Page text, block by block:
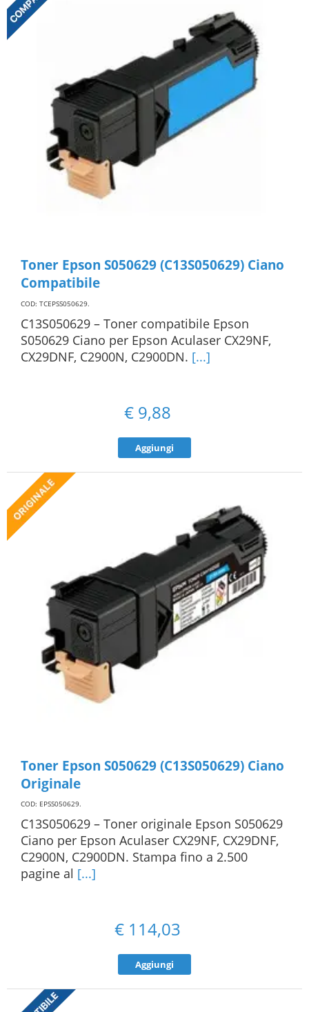
Toner Epson S050629 (C13S050629) Ciano
Compatibile
COD: TCEPSS050629.
C13S050629 – Toner compatibile Epson
S050629 Ciano per Epson Aculaser CX29NF,
CX29DNF, C2900N, C2900DN. [...]
€ 9,88
Aggiungi
Toner Epson S050629 (C13S050629) Ciano
Originale
COD: EPSS050629.
C13S050629 – Toner originale Epson S050629
Ciano per Epson Aculaser CX29NF, CX29DNF,
C2900N, C2900DN. Stampa fino a 2.500
pagine al [...]
€ 114,03
Aggiungi